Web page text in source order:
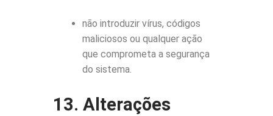
não introduzir vírus, códigos
maliciosos ou qualquer ação
que comprometa a segurança
do sistema.
13. Alterações